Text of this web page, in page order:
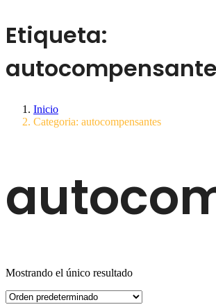
Etiqueta:
Inicio
Categoria: autocompensantes
Mostrando el único resultado